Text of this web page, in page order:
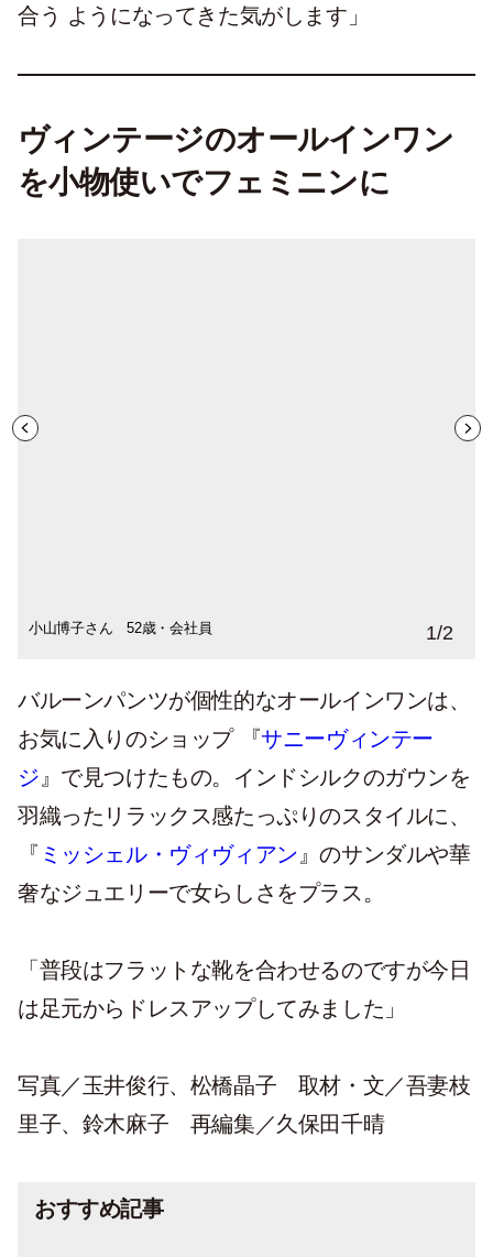
合う ようになってきた気がします」
ヴィンテージのオールインワン
を小物使いでフェミニンに
小山博子さん 52歳・会社員 1/2
バルーンパンツが個性的なオールインワンは、
お気に入りのショップ 『サニーヴィンテー
ジ 』で見つけたもの。インドシルクのガウンを
羽織ったリラックス感たっぷりのスタイルに、
『 ミッシェル・ヴィヴィアン 』のサンダルや華
奢なジュエリーで女らしさをプラス。
「普段はフラットな靴を合わせるのですが今日
は足元からドレスアップしてみました」
写真／玉井俊行、松橋晶子 取材・文／吾妻枝
里子、鈴木麻子 再編集／久保田千晴
おすすめ記事